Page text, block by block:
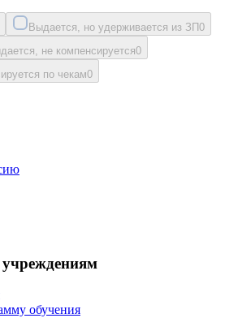
Выдается, но удерживается из ЗП0
не компенсируется0
по чекам0
обучения